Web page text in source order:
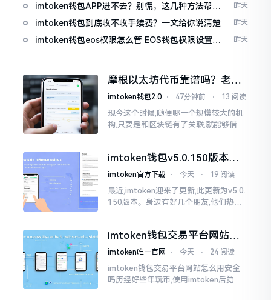
imtoken钱包APP进不去？别慌，这几种方法帮你
快速解决
昨天
imtoken钱包到底收不收手续费？一文给你说清楚 昨天
imtoken钱包eos权限怎么管 EOS钱包权限设置方
昨天
摩根以太坊代币靠谱吗？老股
民说几句掏心话
imtoken钱包2.0 ⋅ 47分钟前 ⋅ 13 阅读
现今这个时候,随便哪一个规模较大的机
构,只要是和区块链有了关联,就能够借着
imtoken钱包v5.0.150版本实
测：这更新到底值不值得升
imtoken官方下载 ⋅ 今天 ⋅ 19 阅读
最近,imtoken迎来了更新,此更新为v5.0.
150版本。身边有好几个朋友,他们热衷
imtoken钱包交易平台网站怎
么用？安全吗？一文讲清真实
imtoken唯一官网 ⋅ 今天 ⋅ 24 阅读
imtoken钱包交易平台网站怎么用安全
吗历经好些年玩币,使用imtoken后觉得